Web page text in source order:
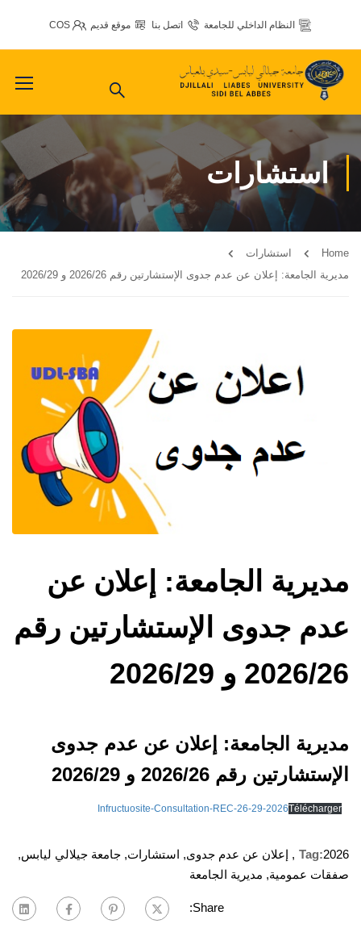
النظام الداخلي للجامعة اتصل بنا موقع قديم COS
استشارات
Home
استشارات
مديرية الجامعة: إعلان عن عدم جدوى الإستشارتين رقم 2026/26 و 2026/29
مديرية الجامعة: إعلان عن
عدم جدوى الإستشارتين رقم
2026/26 و 2026/29
مديرية الجامعة: إعلان عن عدم جدوى
الإستشارتين رقم 2026/26 و 2026/29
Infructuosite-Consultation-REC-26-29-2026Télécharger
Tag:2026
, إعلان عن عدم جدوى, استشارات, جامعة جيلالي ليابس,
صفقات عمومية, مديرية الجامعة
Share: